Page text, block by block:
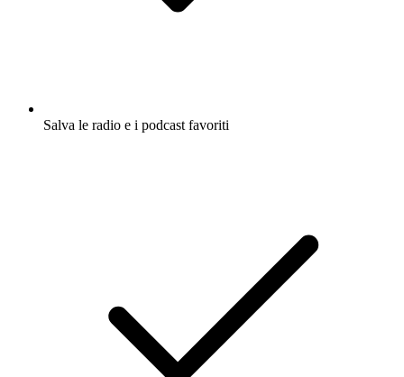
Salva le radio e i podcast favoriti